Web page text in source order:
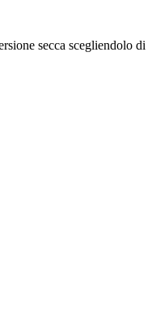
secca scegliendolo di